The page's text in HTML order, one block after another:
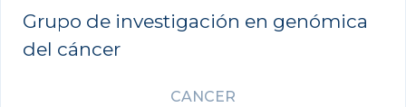
Grupo de investigación en genómica
del cáncer
CANCER